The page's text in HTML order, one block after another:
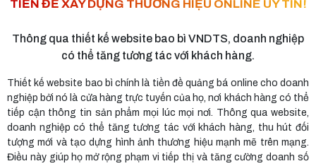
TIỀN ĐỀ XÂY DỰNG THƯƠNG HIỆU ONLINE UY TÍN!
Thông qua thiết kế website bao bì VNDTS, doanh nghiệp
có thể tăng tương tác với khách hàng.
Thiết kế website bao bì chính là tiền đề quảng bá online cho doanh
nghiệp bởi nó là cửa hàng trực tuyến của họ, nơi khách hàng có thể
tiếp cận thông tin sản phẩm mọi lúc mọi nơi. Thông qua website,
doanh nghiệp có thể tăng tương tác với khách hàng, thu hút đối
tượng mới và tạo dựng hình ảnh thương hiệu mạnh mẽ trên mạng.
Điều này giúp họ mở rộng phạm vi tiếp thị và tăng cường doanh số